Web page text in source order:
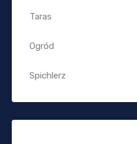
Taras
Ogród
Spichlerz